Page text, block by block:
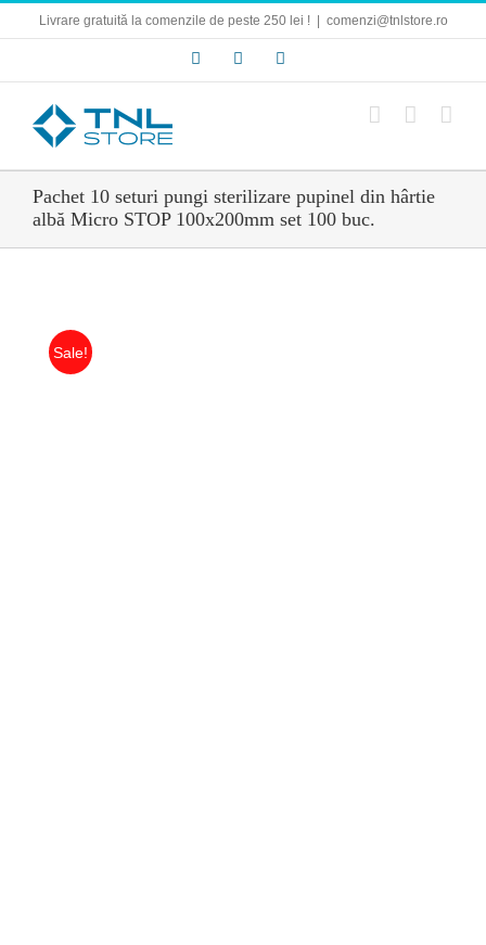
Livrare gratuită la comenzile de peste 250 lei ! comenzi@tnlstore.ro
Facebook
E-
Instagram
Pachet 10 seturi pungi sterilizare pupinel din hârtie
albă Micro STOP 100x200mm set 100 buc.
Sale!